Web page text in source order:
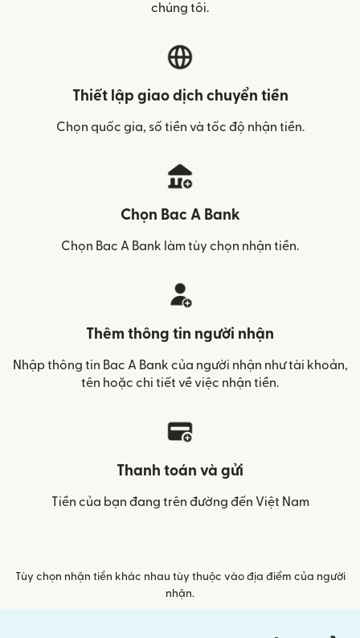
chúng tôi.
Thiết lập giao dịch chuyển tiền
Chọn quốc gia, số tiền và tốc độ nhận tiền.
Chọn Bac A Bank
Chọn Bac A Bank làm tùy chọn nhận tiền.
Thêm thông tin người nhận
Nhập thông tin Bac A Bank của người nhận như tài khoản,
tên hoặc chi tiết về việc nhận tiền.
Thanh toán và gửi
Tiền của bạn đang trên đường đến Việt Nam
Tùy chọn nhận tiền khác nhau tùy thuộc vào địa điểm của người
nhận.